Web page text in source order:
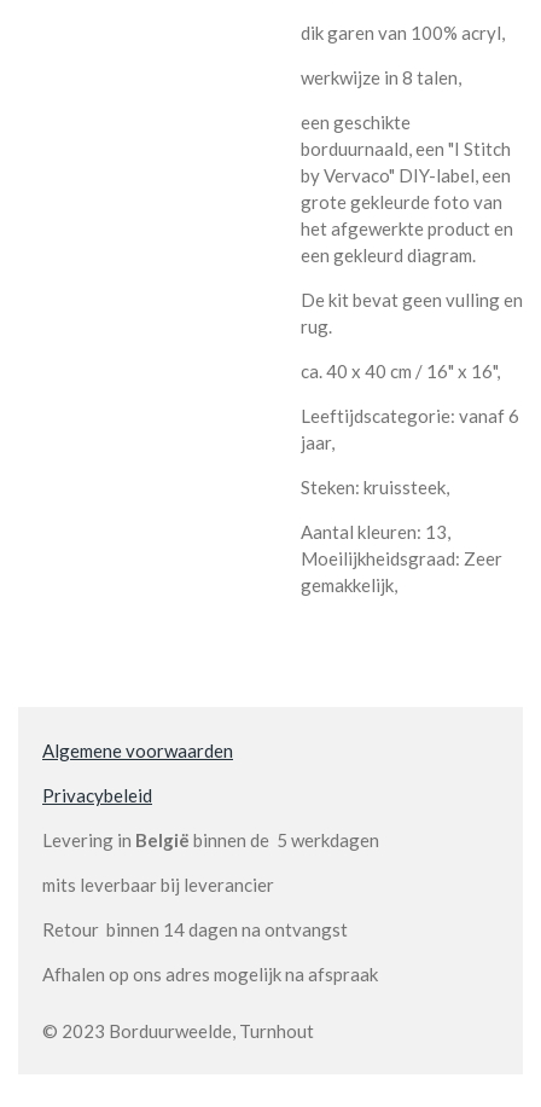
dik garen van 100% acryl,
werkwijze in 8 talen,
een geschikte
borduurnaald, een "I Stitch
by Vervaco" DIY-label, een
grote gekleurde foto van
het afgewerkte product en
een gekleurd diagram.
De kit bevat geen vulling en
rug.
ca. 40 x 40 cm / 16" x 16",
Leeftijdscategorie: vanaf 6
jaar,
Steken: kruissteek,
Aantal kleuren: 13,
Moeilijkheidsgraad: Zeer
gemakkelijk,
Algemene voorwaarden
Privacybeleid
Levering in België binnen de 5 werkdagen
mits leverbaar bij leverancier
Retour binnen 14 dagen na ontvangst
Afhalen op ons adres mogelijk na afspraak
© 2023 Borduurweelde, Turnhout